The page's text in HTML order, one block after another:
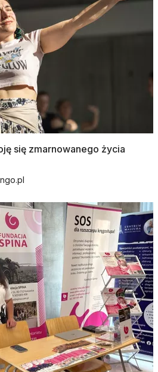
się zmarnowanego życia